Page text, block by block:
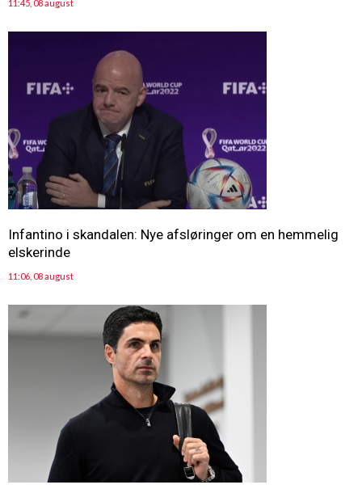
11:45, 08 august
Infantino i skandalen: Nye afsløringer om en hemmelig
elskerinde
11:06, 08 august